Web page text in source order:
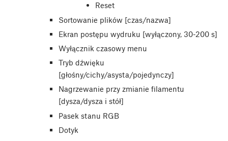
Reset
Sortowanie plików [czas/nazwa]
Ekran postępu wydruku [wyłączony, 30-200 s]
Wyłącznik czasowy menu
Tryb dźwięku
[głośny/cichy/asysta/pojedynczy]
Nagrzewanie przy zmianie filamentu
[dysza/dysza i stół]
Pasek stanu RGB
Dotyk